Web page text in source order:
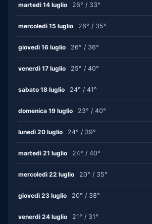
martedì 14 luglio 26° / 33°
mercoledì 15 luglio 26° / 35°
giovedì 16 luglio 26° / 36°
venerdì 17 luglio 25° / 40°
sabato 18 luglio 24° / 41°
domenica 19 luglio 23° / 40°
lunedì 20 luglio 24° / 39°
martedì 21 luglio 24° / 40°
mercoledì 22 luglio 20° / 35°
giovedì 23 luglio 20° / 38°
venerdì 24 luglio 21° / 31°